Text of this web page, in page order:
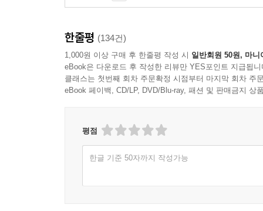
한줄평 (134건)
1,000원 이상 구매 후 한줄평 작성 시 일반회원 50원, 마니
eBook은 다운로드 후 작성한 리뷰만 YES포인트 지급됩니
클래스는 첫번째 회차 주문확정 시점부터 마지막 회차 주
eBook 페이백, CD/LP, DVD/Blu-ray, 패션 및 판매금지 상
평점
한글 기준 50자까지 작성가능